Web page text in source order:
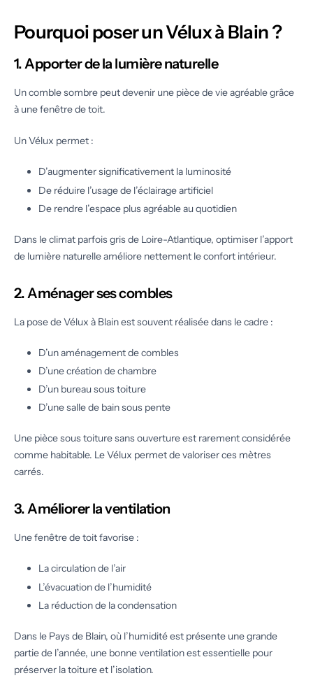
Pourquoi poser un Vélux à Blain ?
1. Apporter de la lumière naturelle
Un comble sombre peut devenir une pièce de vie agréable grâce
à une fenêtre de toit.
Un Vélux permet :
D’augmenter significativement la luminosité
De réduire l’usage de l’éclairage artificiel
De rendre l’espace plus agréable au quotidien
Dans le climat parfois gris de Loire-Atlantique, optimiser l’apport
de lumière naturelle améliore nettement le confort intérieur.
2. Aménager ses combles
La pose de Vélux à Blain est souvent réalisée dans le cadre :
D’un aménagement de combles
D’une création de chambre
D’un bureau sous toiture
D’une salle de bain sous pente
Une pièce sous toiture sans ouverture est rarement considérée
comme habitable. Le Vélux permet de valoriser ces mètres
carrés.
3. Améliorer la ventilation
Une fenêtre de toit favorise :
La circulation de l’air
L’évacuation de l’humidité
La réduction de la condensation
Dans le Pays de Blain, où l’humidité est présente une grande
partie de l’année, une bonne ventilation est essentielle pour
préserver la toiture et l’isolation.